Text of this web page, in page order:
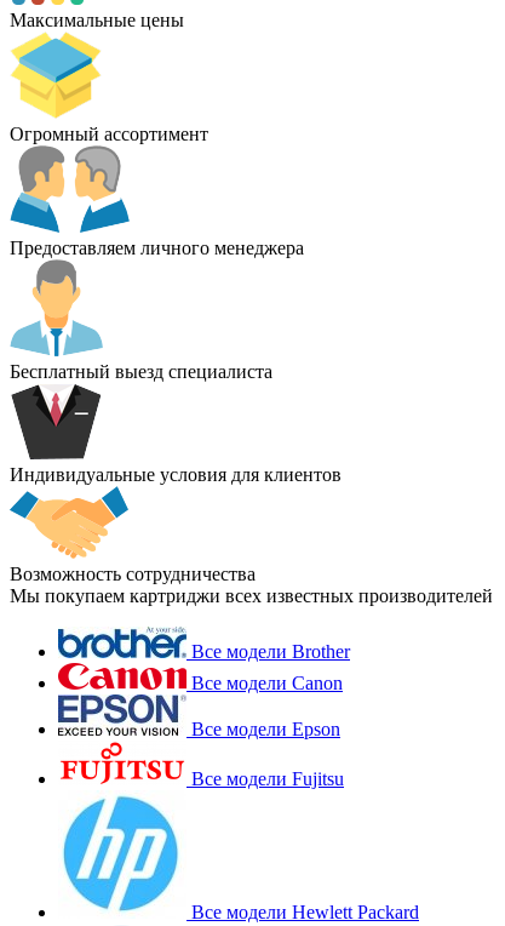
Максимальные цены
Огромный ассортимент
Предоставляем личного менеджера
Бесплатный выезд специалиста
Индивидуальные условия для клиентов
Возможность сотрудничества
Мы покупаем картриджи всех известных производителей
Все модели Brother
Все модели Canon
Все модели Epson
Все модели Fujitsu
Все модели Hewlett Packard